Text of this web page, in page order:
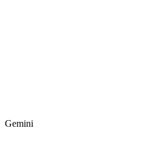
Gemini